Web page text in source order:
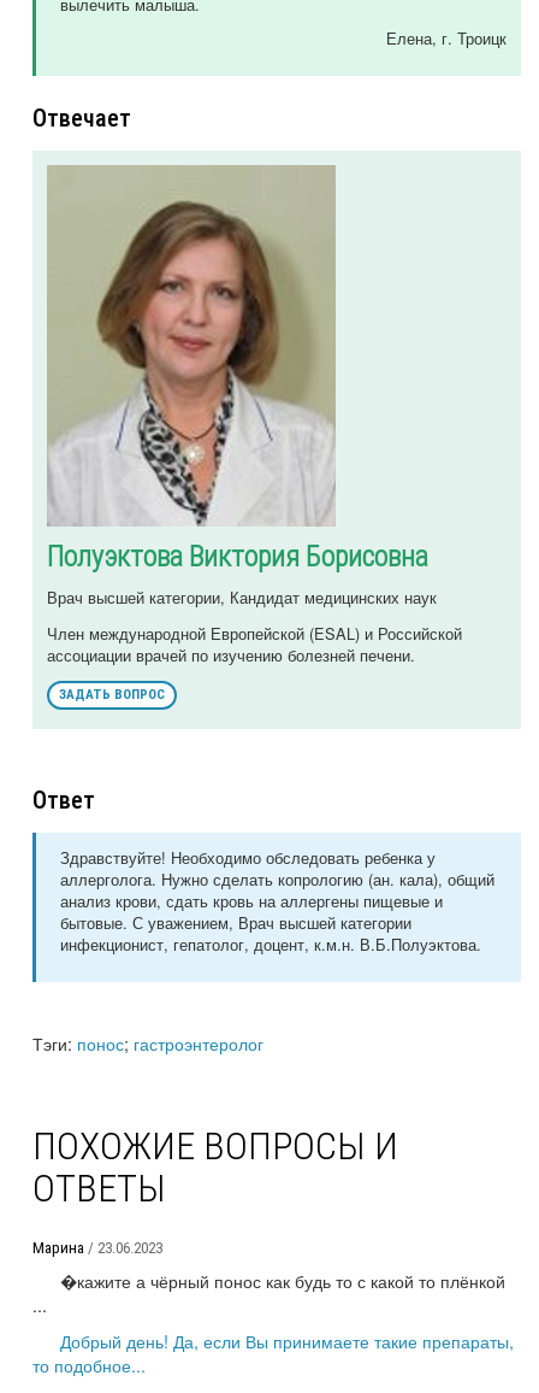
Елена, г. Троицк
Отвечает
Полуэктова Виктория Борисовна
Врач высшей категории, Кандидат медицинских наук
Член международной Европейской (ESAL) и Российской
ассоциации врачей по изучению болезней печени.
ЗАДАТЬ ВОПРОС
Ответ
Здравствуйте! Необходимо обследовать ребенка у
аллерголога. Нужно сделать копрологию (ан. кала), общий
анализ крови, сдать кровь на аллергены пищевые и
бытовые. С уважением, Врач высшей категории
инфекционист, гепатолог, доцент, к.м.н. В.Б.Полуэктова.
Тэги: понос; гастроэнтеролог
ПОХОЖИЕ ВОПРОСЫ И
ОТВЕТЫ
Марина / 23.06.2023
�кажите а чёрный понос как будь то с какой то плёнкой
...
Добрый день! Да, если Вы принимаете такие препараты,
то подобное...